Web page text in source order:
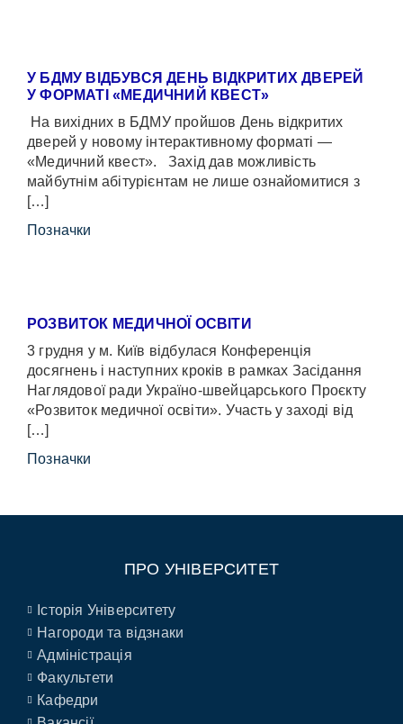
У БДМУ ВІДБУВСЯ ДЕНЬ ВІДКРИТИХ ДВЕРЕЙ
У ФОРМАТІ «МЕДИЧНИЙ КВЕСТ»
На вихідних в БДМУ пройшов День відкритих
дверей у новому інтерактивному форматі —
«Медичний квест». Захід дав можливість
майбутнім абітурієнтам не лише ознайомитися з
[…]
Позначки
РОЗВИТОК МЕДИЧНОЇ ОСВІТИ
3 грудня у м. Київ відбулася Конференція
досягнень і наступних кроків в рамках Засідання
Наглядової ради Україно-швейцарського Проєкту
«Розвиток медичної освіти». Участь у заході від
[…]
Позначки
ПРО УНІВЕРСИТЕТ
Історія Університету
Нагороди та відзнаки
Адміністрація
Факультети
Кафедри